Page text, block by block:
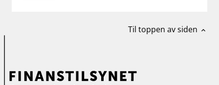
Til toppen av siden expand_less